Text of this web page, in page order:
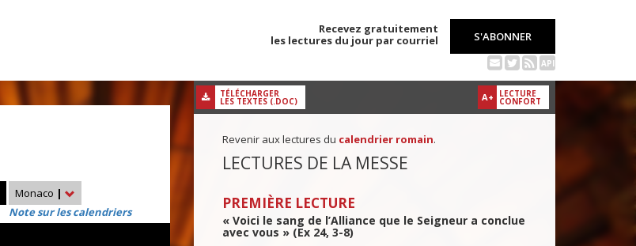
Recevez gratuitement
les lectures du jour par courriel
S'ABONNER
API
Monaco |
Note sur les calendriers
A+ LECTURE
CONFORT
TÉLÉCHARGER
LES TEXTES (.DOC)
Revenir aux lectures du calendrier romain.
LECTURES DE LA MESSE
PREMIÈRE LECTURE
« Voici le sang de l’Alliance que le Seigneur a conclue
avec vous » (Ex 24, 3-8)